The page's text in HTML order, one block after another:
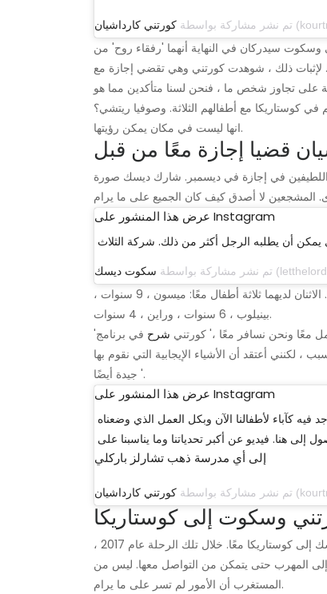
تم نشر مشاركة بواسطة كورتني كارداشيان
وسكوت سيدركان في النهاية أنهما 'رفقاء روح' من
لإثبات ذلك ، شوهدت كورتني وهي تقضي إجازة مع
كوستاريكا مع أطفالهم الثلاثة. وصوفيا ريتشي؟
انها ليست في مكان يمكن رؤيتها.
قضيا إجازة معًا من قبل
في إجازة في ديسمبر. شارك ديسك صورة
عرض هذا المنشور على Instagram
يمكن أن يطلبه الرجل أكثر من ذلك. شركة الثلاث
تم نشر مشاركة بواسطة سكوت ديسك
ويقولون إن كل ذلك من أجل الأطفال ومهمتهم في الأبوة والأمومة المشتركة. الاثنان لديهما ثلاثة أطفال معًا: ميسون ، 9 سنوات ،
بينيلوب ، 6 سنوات ، وراين ، 4 سنوات.
معًا ونحن نسافر معًا ،' كورتني شرح في برنامج
، لكنني أعتقد أن الأشياء الإيجابية التي نقوم بها
جيدة أيضًا '.
عرض هذا المنشور على Instagram
فيه كآباء لأطفالنا الآن وبكل العمل الذي وضعناه
إلى أي مدرسة ذهب تشارلز باركلي
تم نشر مشاركة بواسطة كورتني كارداشيان
وسكوت إلى كوستاريكا
من الصعب أن ننسى آخر مرة ذهب فيها كورتني كارداشيان وسكوت ديسك إلى كوستاريكا معًا. خلال تلك الرحلة عام 2017 ،
المهرب حتى يتمكن من التواصل معها. ليس من
المستغرب أن الأمور لم تسر على ما يرام.